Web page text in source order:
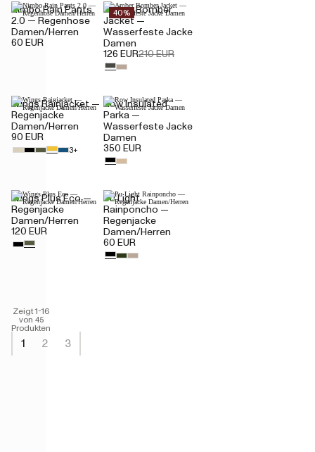
Nimbo Rain Pants
2.0 — Regenhose
Damen/Herren
60 EUR
40%
Amber Bomber
Jacket —
Wasserfeste Jacke
Damen
126 EUR210 EUR
Wings Rainjacket —
Regenjacke
Damen/Herren
90 EUR
3+
Row Insulated
Parka —
Wasserfeste Jacke
Damen
350 EUR
Wings Plus Eco —
Regenjacke
Damen/Herren
120 EUR
Pu Light
Rainponcho —
Regenjacke
Damen/Herren
60 EUR
Zeigt 1-16
von 45
Produkten
1 2 3